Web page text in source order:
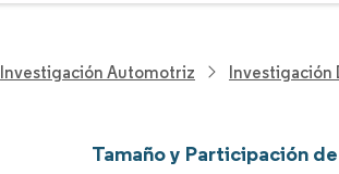
Investigación Automotriz Investigación
Tamaño y Participación